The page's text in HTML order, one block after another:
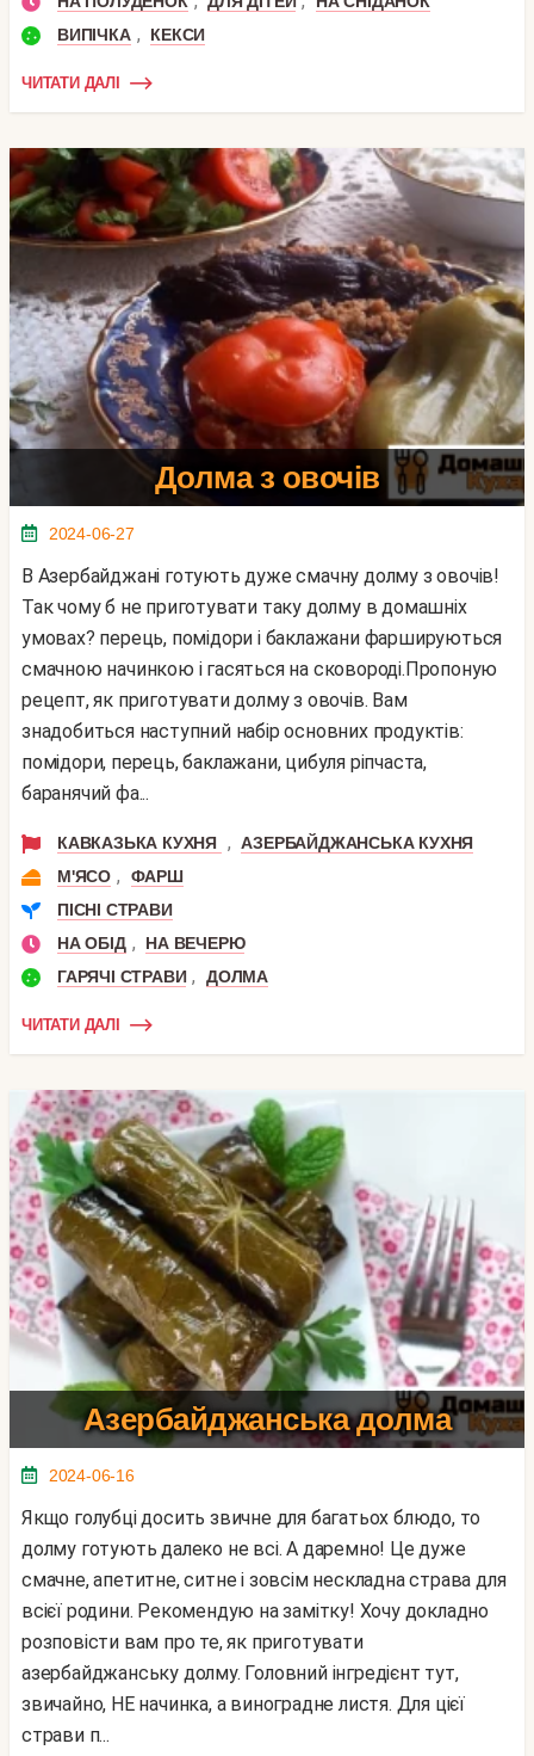
ВИПІЧКА , КЕКСИ
ЧИТАТИ ДАЛІ
Долма з овочів
2024-06-27
В Азербайджані готують дуже смачну долму з овочів!
Так чому б не приготувати таку долму в домашніх
умовах? перець, помідори і баклажани фаршируються
смачною начинкою і гасяться на сковороді.Пропоную
рецепт, як приготувати долму з овочів. Вам
знадобиться наступний набір основних продуктів:
помідори, перець, баклажани, цибуля ріпчаста,
баранячий фа...
КАВКАЗЬКА КУХНЯ , АЗЕРБАЙДЖАНСЬКА КУХНЯ
М'ЯСО ,
ФАРШ
ПІСНІ СТРАВИ
НА ОБІД ,
НА ВЕЧЕРЮ
ГАРЯЧІ СТРАВИ , ДОЛМА
ЧИТАТИ ДАЛІ
Азербайджанська долма
2024-06-16
Якщо голубці досить звичне для багатьох блюдо, то
долму готують далеко не всі. А даремно! Це дуже
смачне, апетитне, ситне і зовсім нескладна страва для
всієї родини. Рекомендую на замітку! Хочу докладно
розповісти вам про те, як приготувати
азербайджанську долму. Головний інгредієнт тут,
звичайно, НЕ начинка, а виноградне листя. Для цієї
страви п...